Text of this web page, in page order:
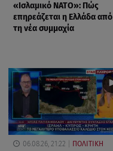
«Ισλαμικό ΝΑΤΟ»: Πώς
επηρεάζεται η Ελλάδα από
τη νέα συμμαχία
06.08.26, 21:22 ΠΟΛΙΤΙΚΗ